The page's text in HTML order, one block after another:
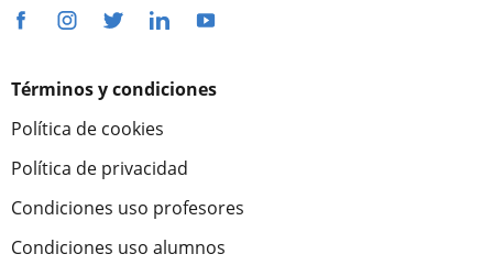
Términos y condiciones
Política de cookies
Política de privacidad
Condiciones uso profesores
Condiciones uso alumnos